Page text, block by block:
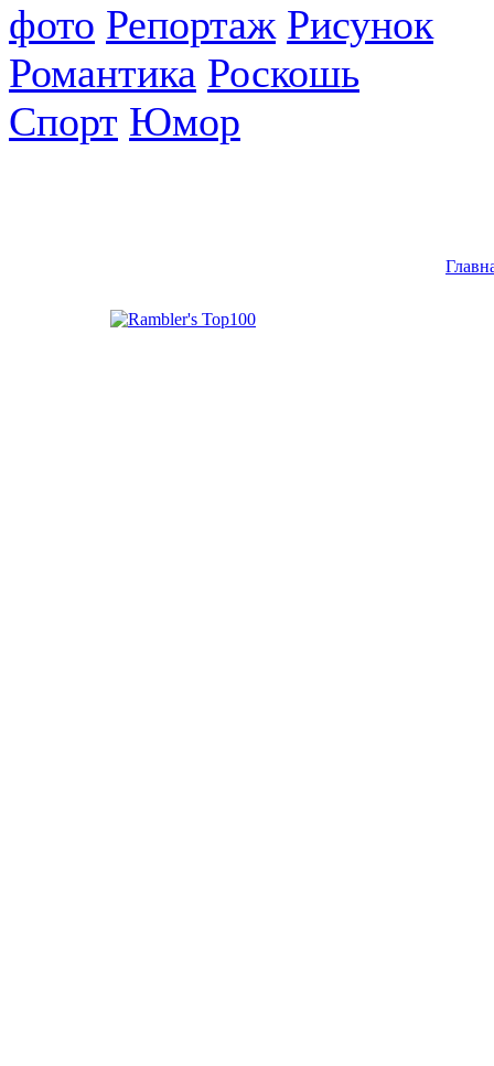
фото Репортаж Рисунок
Романтика Роскошь
Спорт Юмор